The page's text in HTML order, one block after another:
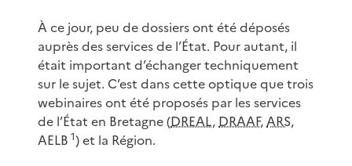
À ce jour, peu de dossiers ont été déposés
auprès des services de l’État. Pour autant, il
était important d’échanger techniquement
sur le sujet. C’est dans cette optique que trois
webinaires ont été proposés par les services
de l’État en Bretagne (DREAL, DRAAF,ARS,
AELB 1) et la Région.